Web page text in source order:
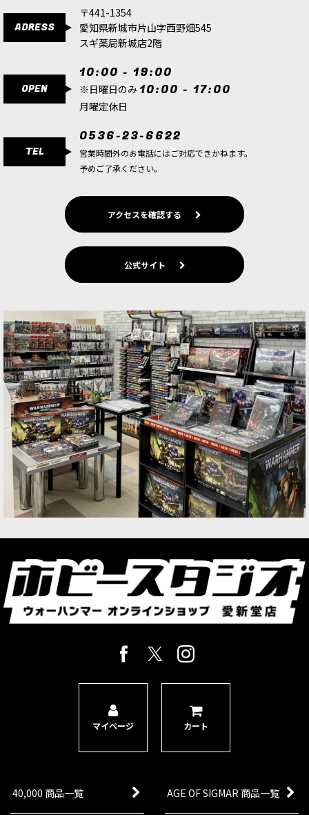
ADRESS
〒441-1354
愛知県新城市片山字西野畑545
スギ薬局新城店2階
OPEN
10:00 - 19:00
※日曜日のみ 10:00 - 17:00
月曜定休日
TEL
0536-23-6622
営業時間外のお電話にはご対応できかねます。
予めご了承ください。
アクセスを確認する
公式サイト
マイページ カート
40,000 商品一覧 AGE OF SIGMAR 商品一覧